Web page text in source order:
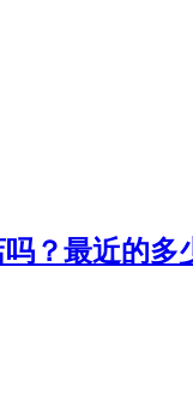
？最近的多